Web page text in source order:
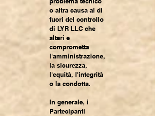
o altra causa al di
fuori del controllo
di LYR LLC che
alteri e
comprometta
l'amministrazione,
la sicurezza,
l'equità, l'integrità
o la condotta.
In generale, i
Partecipanti